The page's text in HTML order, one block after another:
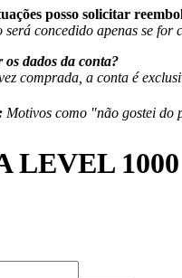
posso solicitar
será concedido apenas se
os dados da conta?
comprada, a conta é
Motivos como "não gostei do
LEVEL